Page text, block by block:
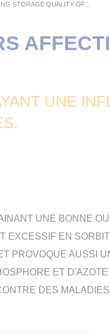
STORAGE QUALITY OF...
UNE
UNE BONNE
EXCESSIF EN
PROVOQUE AUSSI
ET
DES